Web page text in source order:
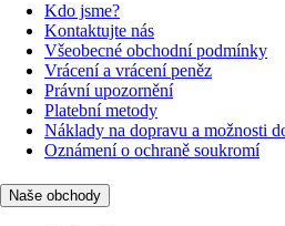
Kdo jsme?
Kontaktujte nás
Všeobecné obchodní podmínky
Vrácení a vrácení peněz
Právní upozornění
Platební metody
Náklady na dopravu a možnosti
Oznámení o ochraně soukromí
Naše obchody